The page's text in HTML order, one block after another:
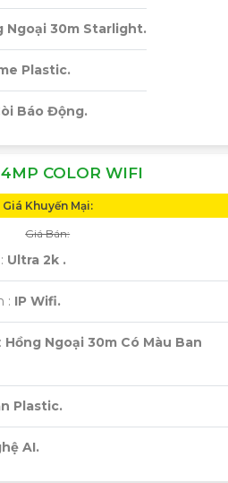
Ngoại 30m Starlight.
Plastic.
Báo Động.
COLOR WIFI
Giá Khuyến Mại:
Giá Bán:
Ultra 2k .
: IP Wifi.
Hồng Ngoại 30m Có Màu Ban
Plastic.
AI.